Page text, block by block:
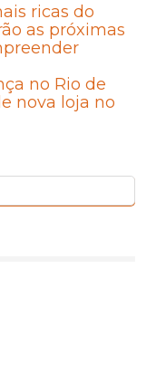
ricas do
as próximas
no Rio de
nova loja no